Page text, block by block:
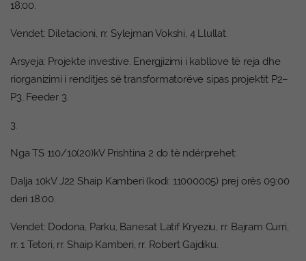
18:00.
Vendet: Diletacioni, rr. Sylejman Vokshi, 4 Llullat.
Arsyeja: Projekte investive. Energjizimi i kabllove të reja dhe
riorganizimi i renditjes së transformatorëve sipas projektit P2–
P3, Feeder 3.
3.
Nga TS 110/10(20)kV Prishtina 2 do të ndërprehet:
Dalja 10kV J22 Shaip Kamberi (kodi: 11000005) prej orës 09:00
deri 18:00.
Vendet: Dodona, Parku, Banesat Latif Kryeziu, rr. Bajram Curri,
rr. 1 Tetori, rr. Shaip Kamberi, rr. Robert Gajdiku.